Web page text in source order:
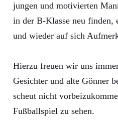
jungen und motivierten
in der B-Klasse neu finden,
und wieder auf sich
Hierzu freuen wir uns
Gesichter und alte Gönner
scheut nicht
Fußballspiel zu sehen.